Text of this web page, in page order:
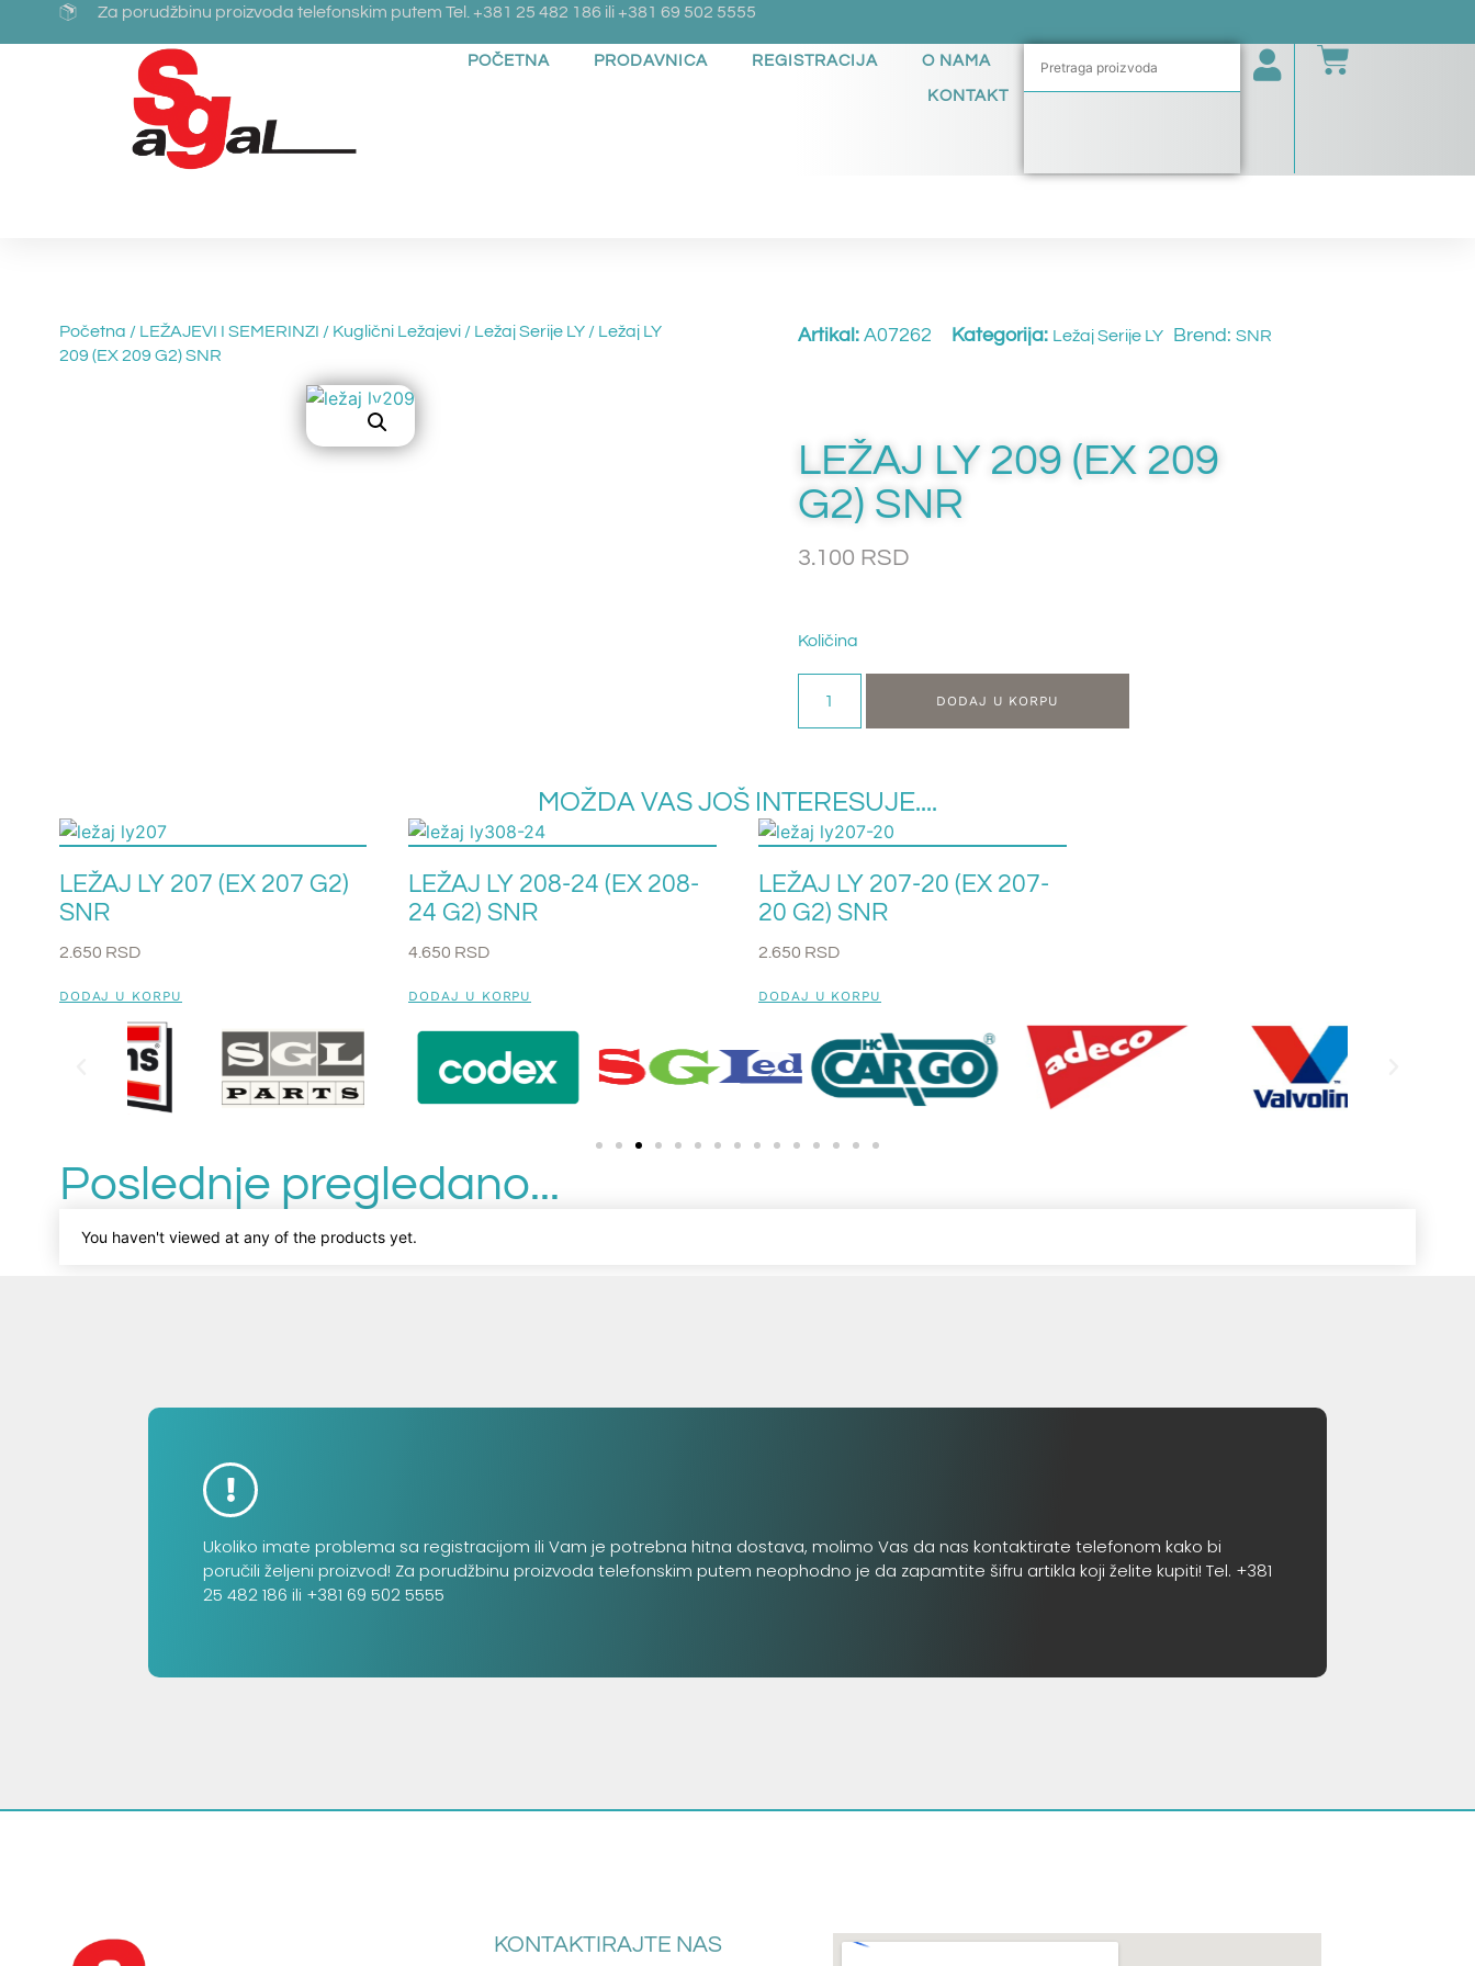
Za porudžbinu proizvoda telefonskim putem Tel. +381 25 482 186 ili +381 69 502 5555
POČETNA PRODAVNICA REGISTRACIJA O NAMA
KONTAKT
Početna / LEŽAJEVI I SEMERINZI / Kuglični Ležajevi/ Ležaj Serije LY/ Ležaj LY
209 (EX 209 G2) SNR
Artikal: A07262 Kategorija: Ležaj Serije LY Brend: SNR
LEŽAJ LY 209 (EX 209
G2) SNR
3.100 RSD
Količina
DODAJ U KORPU
MOŽDA VAS JOŠ INTERESUJE....
LEŽAJ LY 207 (EX 207 G2)
SNR
2.650 RSD
DODAJ U KORPU
LEŽAJ LY 208-24 (EX 208-
24 G2) SNR
4.650 RSD
DODAJ U KORPU
LEŽAJ LY 207-20 (EX 207-
20 G2) SNR
2.650 RSD
DODAJ U KORPU
Poslednje pregledano...
You haven't viewed at any of the products yet.
Ukoliko imate problema sa registracijom ili Vam je potrebna hitna dostava, molimo Vas da nas kontaktirate telefonom kako bi
poručili željeni proizvod! Za porudžbinu proizvoda telefonskim putem neophodno je da zapamtite šifru artikla koji želite kupiti! Tel. +381
25 482 186 ili +381 69 502 5555
KONTAKTIRAJTE NAS